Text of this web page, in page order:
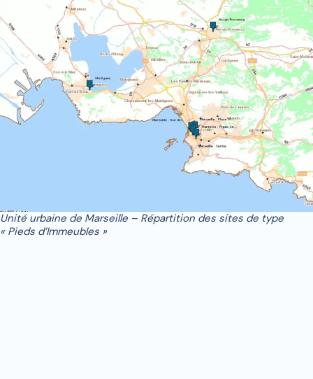
Unité urbaine de Marseille – Répartition des sites de type
« Pieds d’Immeubles »